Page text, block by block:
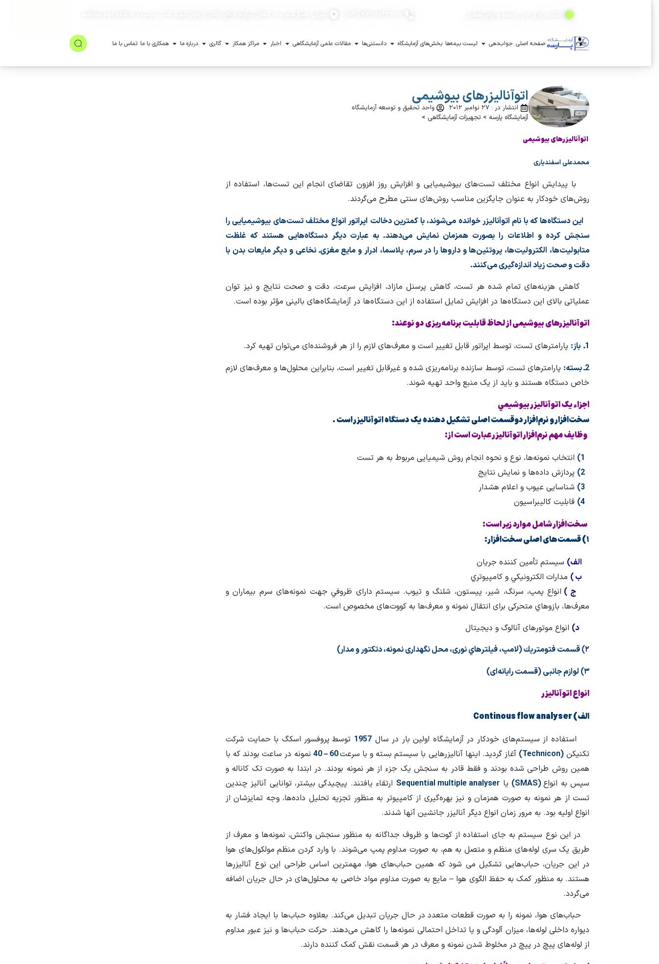
صفحه اصلی جواب‌دهی لیست بیمه‌ها بخش‌های آزمایشگاه دانستنی‌ها مقالات علمی آزمایشگاهی اخبار مراکز همکار گالری درباره ما همکاری با ما تماس با ما
اتوآنالیزرهای بیوشیمی
انتشار در : ۲۷ نوامبر ۲۰۱۲ واحد تحقیق و توسعه آزمایشگاه
آزمایشگاه پارسه > تجهیزات آزمایشگاهی >
اتوآنالیزرهای بیوشیمی
محمدعلی اسفندیاری
با پیدایش انواع مختلف تست‌های بیوشیمیایی و افزایش روز افزون تقاضای انجام این تست‌ها، استفاده از
روش‌های خودکار به عنوان جایگزین مناسب روش‌های سنتی مطرح می‌گردند.
این دستگاه‌ها که با نام اتوآنالیزر خوانده می‌شوند، با کمترین دخالت اپراتور انواع مختلف تست‌های بیوشیمیایی را
سنجش كرده و اطلاعات را بصورت همزمان نمایش می‌دهند. به عبارت دیگر دستگاه‌هایی هستند که غلظت
متابولیت‌ها، الکترولیت‌ها، پروتئین‌ها و داروها را در سرم، پلاسما، ادرار و مایع مغزی‌ـ نخاعی و دیگر مایعات بدن با
دقت و صحت زیاد اندازه‌گیری می‌کنند.
کاهش هزینه‌های تمام شده هر تست، کاهش پرسنل مازاد، افزایش سرعت، دقت و صحت نتایج و نیز توان
عملیاتی بالای این دستگاه‌ها در افزایش تمایل استفاده از این دستگاه‌ها در آزمایشگاه‌های بالینی مؤثر بوده است.
اتوآنالیزرهای بیوشیمی از لحاظ قابلیت برنامه‌ريزی دو نوعند:
1ـ باز:
پارامترهای تست، توسط اپراتور قابل تغییر است و معرف‌های لازم را از هر فروشنده‌ای می‌توان تهیه کرد.
2ـ بسته:
پارامترهای تست، توسط سازنده برنامه‌ریزی شده و غیرقابل تغییر است، بنابراین محلول‌ها و معرف‌های لازم
خاص دستگاه هستند و باید از یک منبع واحد تهیه شوند.
اجزاء یک اتوآناليزر بيوشيمي
سخت‌افزار و نرم‌افزار دوقسمت اصلی تشكيل دهنده یک دستگاه اتوآنالیزر است .
وظايف مهم نرم‌افزار اتوآناليزر عبارت است از:
انتخاب نمونه‌ها،‏ نوع و نحوه انجام روش شیمیایی مربوط به هر تست
پردازش داده‌ها و نمايش نتايج
شناسايی عیوب و اعلام هشدار
قابليت كاليبراسيون
سخت‌افزار شامل موارد زیر است:
۱) قسمت‌های اصلی سخت‌افزار:
الف) سيستم تأمين كننده جريان
ب ) مدارات الكترونيكي و كامپيوتري ‏
ج ) انواع پمپ، سرنگ، شير، پيستون، شلنگ و تيوب. سيستم دارای ظروفي جهت نمونه‌های سرم بيماران و
معرف‌ها، بازوهاي متحركی برای انتقال نمونه و معرف‌ها به كووت‌های مخصوص است.
د) انواع موتورهای آنالوگ و ديجيتال
۲) قسمت فتومتريك (لامپ، فيلترهاي نوری، محل نگهداری نمونه، دتكتور و مدار)
۳) لوازم جانبی (قسمت رايانه‌ای)
انواع اتوآنالیزر
الف)Continous flow analyser
استفاده از سیستم‌های خودکار در آزمایشگاه اولین بار در سال1957 توسط پروفسور اسکگ با حمایت شرکت
تکنیکن(Technicon) آغاز گردید. اینها آنالیزرهایی با سیستم بسته و با سرعت60 – 40
نمونه در ساعت بودند که با
همین روش طراحی شده بودند و فقط قادر به سنجش یک جزء از هر نمونه بودند. در ابتدا به صورت تک کاناله و
سپس به انواع(SMAS) یا Sequential multiple analyser ارتقاء یافتند. پیچیدگی بیشتر، توانایی آنالیز چندین
تست از هر نمونه به صورت همزمان و نیز بهره‌گیری از کامپیوتر به منظور تجزیه تحلیل داده‌ها، وجه تمایزشان از
انواع اولیه بود. به مرور زمان انواع دیگر آنالیزر جانشین آنها شدند.
در این نوع سیستم به جای استفاده از کوت‌ها و ظروف جداگانه به منظور سنجش واکنش، نمونه‌ها و معرف از
طریق یک سری لوله‌های منظم و متصل به هم، به صورت مداوم پمپ می‌شوند. با وارد کردن منظم مولکول‌های هوا
در این جریان، حباب‌هایی تشکیل می شود که همین حباب‌های هوا، مهمترین اساس طراحی این نوع آنالیزرها
هستند. به منظور کمک به حفظ الگوی هوا – مایع به صورت مداوم مواد خاصی به محلول‌های در حال جریان اضافه
می‌گردد.
حباب‌های هوا، نمونه را به صورت قطعات متعدد در حال جریان‌ تبدیل می‌کند. بعلاوه حباب‌ها با ایجاد فشار به
دیواره داخلی لوله‌ها، میزان آلودگی و یا تداخل احتمالی نمونه‌ها را کاهش می‌دهند. حرکت حباب‌ها و نیز عبور مداوم
از لوله‌های پیچ در پیچ در مخلوط شدن نمونه و معرف در هر قسمت نقش کمک‌ کننده دارند.